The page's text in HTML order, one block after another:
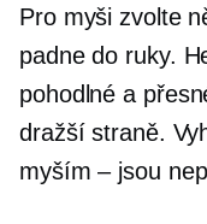
Pro myši zvolte
padne do ruky.
pohodlné a
dražší straně.
myším – jsou